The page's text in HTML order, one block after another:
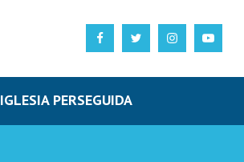
IGLESIA PERSEGUIDA